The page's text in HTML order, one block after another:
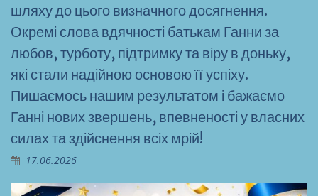
шляху до цього визначного досягнення.
Окремі слова вдячності батькам Ганни за
любов, турботу, підтримку та віру в доньку,
які стали надійною основою її успіху.
Пишаємось нашим результатом і бажаємо
Ганні нових звершень, впевненості у власних
силах та здійснення всіх мрій!
17.06.2026